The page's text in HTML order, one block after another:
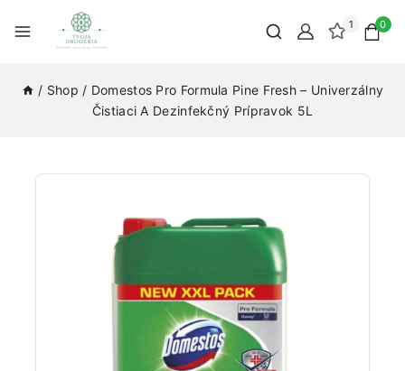
1 0
/ Shop / Domestos Pro Formula Pine Fresh – Univerzálny
Čistiaci A Dezinfekčný Prípravok 5L